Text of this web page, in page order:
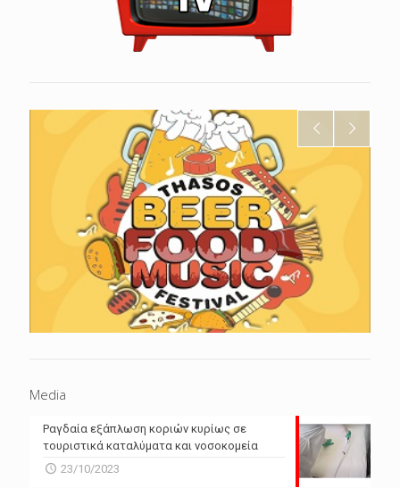
Media
Ραγδαία εξάπλωση κοριών κυρίως σε
τουριστικά καταλύματα και νοσοκομεία
23/10/2023